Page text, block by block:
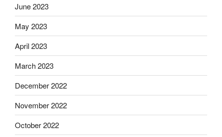
June 2023
May 2023
April 2023
March 2023
December 2022
November 2022
October 2022